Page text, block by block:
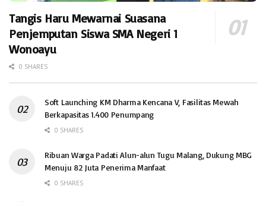
Tangis Haru Mewarnai Suasana
Penjemputan Siswa SMA Negeri 1
Wonoayu
0 SHARES
Soft Launching KM Dharma Kencana V, Fasilitas Mewah
Berkapasitas 1.400 Penumpang
0 SHARES
Ribuan Warga Padati Alun-alun Tugu Malang, Dukung MBG
Menuju 82 Juta Penerima Manfaat
0 SHARES